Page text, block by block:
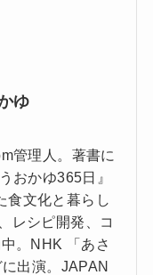
ゆ
管理人。著書に
おかゆ365日』
食文化と暮らし
レシピ開発、コ
。NHK 「あさ
出演。JAPAN